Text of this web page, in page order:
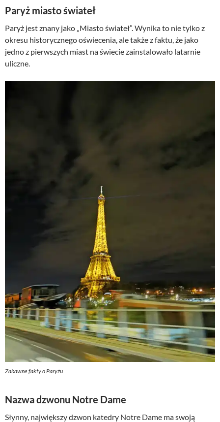
Paryż miasto świateł
Paryż jest znany jako „Miasto świateł”. Wynika to nie tylko z
okresu historycznego oświecenia, ale także z faktu, że jako
jedno z pierwszych miast na świecie zainstalowało latarnie
uliczne.
Zabawne fakty o Paryżu
Nazwa dzwonu Notre Dame
Słynny, największy dzwon katedry Notre Dame ma swoją